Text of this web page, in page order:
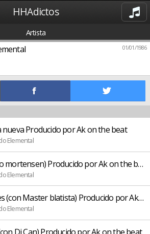
HHAdictos
Artista
01/01/1986
Producido por Ak on the beat
Elemental
mortensen) Producido por Ak on the beat
Elemental
(con Master blatista) Producido por Ak
Elemental